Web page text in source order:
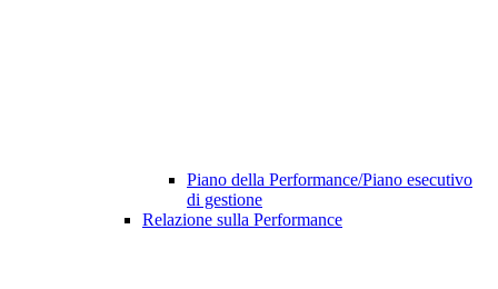
Piano della Performance/Piano esecutivo
di gestione
Relazione sulla Performance